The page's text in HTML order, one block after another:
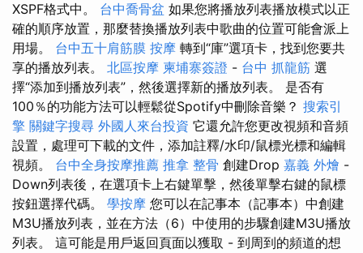
XSPF格式中。 台中喬骨盆 如果您將播放列表播放模式以正
確的順序放置，那麼替換播放列表中歌曲的位置可能會派上
用場。 台中五十肩筋膜 按摩 轉到“庫”選項卡，找到您要共
享的播放列表。 北區按摩 柬埔寨簽證 - 台中 抓龍筋 選
擇“添加到播放列表”，然後選擇新的播放列表。 是否有
100％的功能方法可以輕鬆從Spotify中刪除音樂？ 搜索引
擎 關鍵字搜尋 外國人來台投資 它還允許您更改視頻和音頻
設置，處理可下載的文件，添加註釋/水印/鼠標光標和編輯
視頻。 台中全身按摩推薦 推拿 整骨 創建Drop 嘉義 外燴 -
Down列表後，在選項卡上右鍵單擊，然後單擊右鍵的鼠標
按鈕選擇代碼。 學按摩 您可以在記事本（記事本）中創建
M3U播放列表，並在方法（6）中使用的步驟創建M3U播放
列表。 這可能是用戶返回頁面以獲取 - 到周到的頻道的想